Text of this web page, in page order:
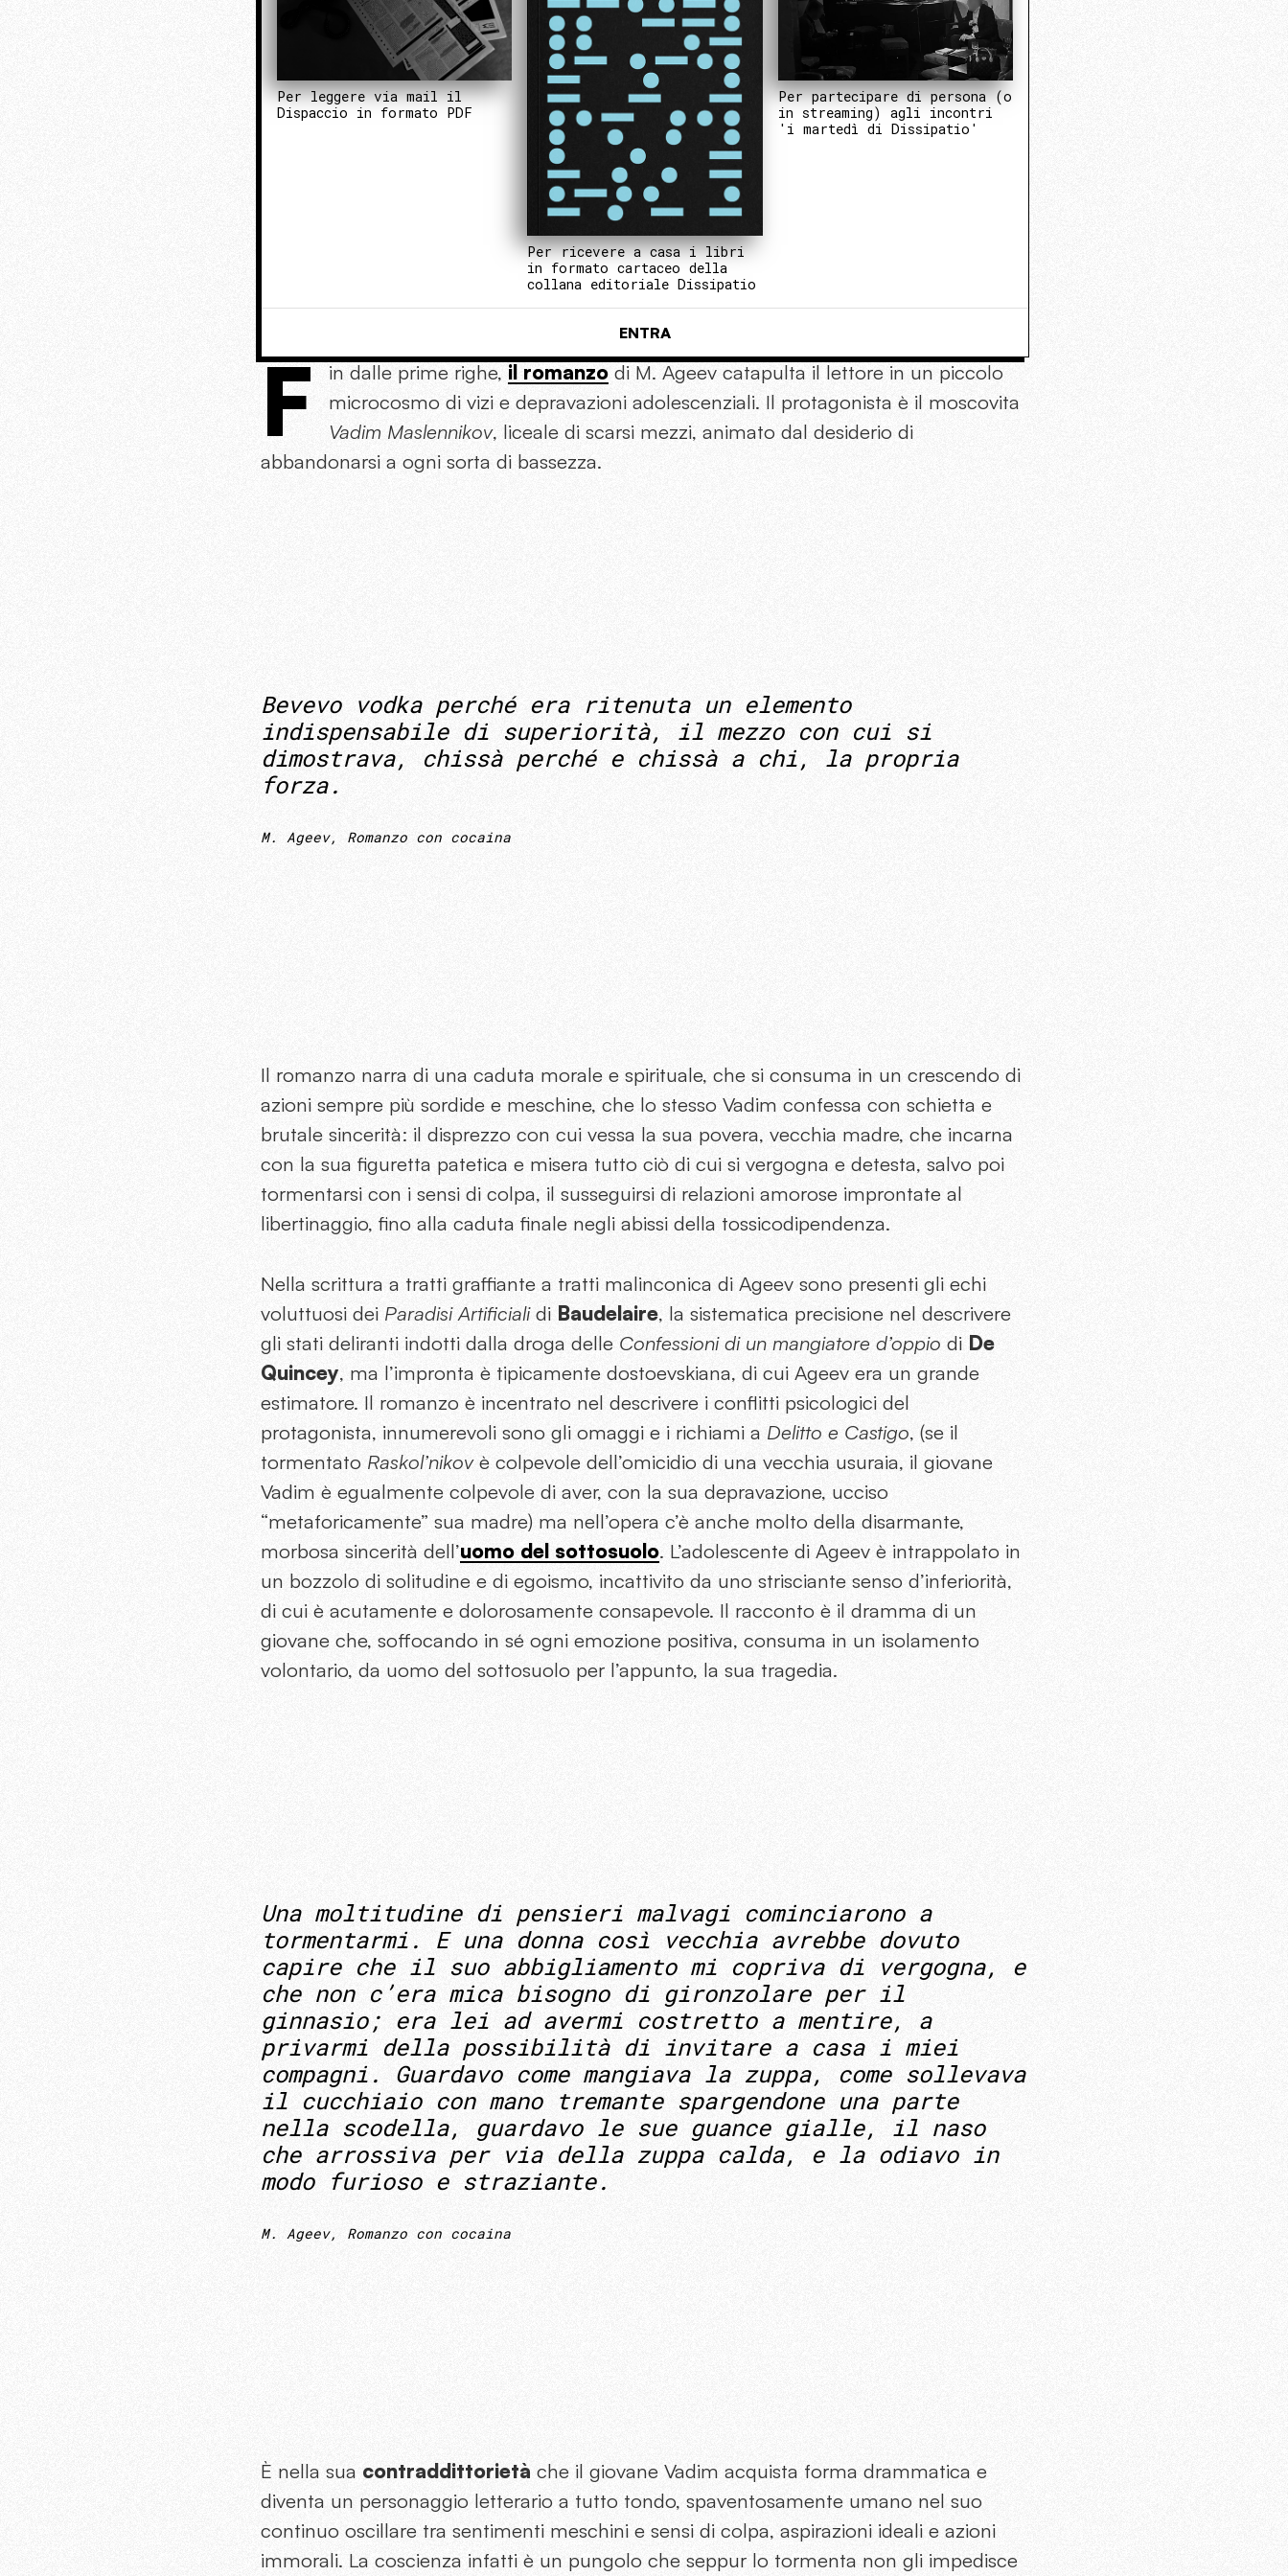
Per leggere via mail il
Dispaccio in formato PDF
Per ricevere a casa i libri
in formato cartaceo della
collana editoriale Dissipatio
Per partecipare di persona (o
in streaming) agli incontri
'i martedì di Dissipatio'
ENTRA
F in dalle prime righe, il romanzo di M. Ageev catapulta il lettore in un piccolo
microcosmo di vizi e depravazioni adolescenziali. Il protagonista è il moscovita
Vadim Maslennikov, liceale di scarsi mezzi, animato dal desiderio di
abbandonarsi a ogni sorta di bassezza.
Bevevo vodka perché era ritenuta un elemento
indispensabile di superiorità, il mezzo con cui si
dimostrava, chissà perché e chissà a chi, la propria
forza.
M. Ageev, Romanzo con cocaina
Il romanzo narra di una caduta morale e spirituale, che si consuma in un crescendo di
azioni sempre più sordide e meschine, che lo stesso Vadim confessa con schietta e
brutale sincerità: il disprezzo con cui vessa la sua povera, vecchia madre, che incarna
con la sua figuretta patetica e misera tutto ciò di cui si vergogna e detesta, salvo poi
tormentarsi con i sensi di colpa, il susseguirsi di relazioni amorose improntate al
libertinaggio, fino alla caduta finale negli abissi della tossicodipendenza.
Nella scrittura a tratti graffiante a tratti malinconica di Ageev sono presenti gli echi
voluttuosi dei Paradisi Artificialidi Baudelaire, la sistematica precisione nel descrivere
gli stati deliranti indotti dalla droga delle Confessioni di un mangiatore d’oppio di De
Quincey, ma l’impronta è tipicamente dostoevskiana, di cui Ageev era un grande
estimatore. Il romanzo è incentrato nel descrivere i conflitti psicologici del
protagonista, innumerevoli sono gli omaggi e i richiami a Delitto e Castigo, (se il
tormentato Raskol’nikovè colpevole dell’omicidio di una vecchia usuraia, il giovane
Vadim è egualmente colpevole di aver, con la sua depravazione, ucciso
“metaforicamente” sua madre) ma nell’opera c’è anche molto della disarmante,
morbosa sincerità dell’uomo del sottosuolo. L’adolescente di Ageev è intrappolato in
un bozzolo di solitudine e di egoismo, incattivito da uno strisciante senso d’inferiorità,
di cui è acutamente e dolorosamente consapevole. Il racconto è il dramma di un
giovane che, soffocando in sé ogni emozione positiva, consuma in un isolamento
volontario, da uomo del sottosuolo per l’appunto, la sua tragedia.
Una moltitudine di pensieri malvagi cominciarono a
tormentarmi. E una donna così vecchia avrebbe dovuto
capire che il suo abbigliamento mi copriva di vergogna, e
che non c’era mica bisogno di gironzolare per il
ginnasio; era lei ad avermi costretto a mentire, a
privarmi della possibilità di invitare a casa i miei
compagni. Guardavo come mangiava la zuppa, come sollevava
il cucchiaio con mano tremante spargendone una parte
nella scodella, guardavo le sue guance gialle, il naso
che arrossiva per via della zuppa calda, e la odiavo in
modo furioso e straziante.
M. Ageev, Romanzo con cocaina
È nella sua contraddittorietà che il giovane Vadim acquista forma drammatica e
diventa un personaggio letterario a tutto tondo, spaventosamente umano nel suo
continuo oscillare tra sentimenti meschini e sensi di colpa, aspirazioni ideali e azioni
immorali. La coscienza infatti è un pungolo che seppur lo tormenta non gli impedisce